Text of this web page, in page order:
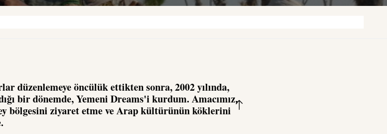
düzenlemeye öncülük ettikten sonra, 2002 yılında,
bir dönemde, Yemeni Dreams'i kurdum. Amacımız,
bölgesini ziyaret etme ve Arap kültürünün köklerini